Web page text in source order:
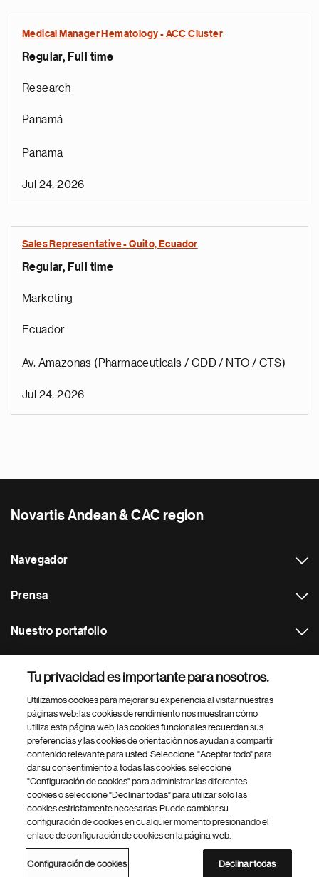
Medical Manager Hematology - ACC Cluster
Regular, Full time
Research
Panamá
Panama
Jul 24, 2026
Sales Representative - Quito, Ecuador
Regular, Full time
Marketing
Ecuador
Av. Amazonas (Pharmaceuticals / GDD / NTO / CTS)
Jul 24, 2026
Novartis Andean & CAC region
Navegador
Prensa
Nuestro portafolio
Footer Site Search
inferior
del
© 2026 Novartis AG
Política de privacidad Términos de uso
Accesibilidad
Configuración de cookies
Mapa del sitio
Tu privacidad es importante para nosotros.
Utilizamos cookies para mejorar su experiencia al visitar nuestras
páginas web: las cookies de rendimiento nos muestran cómo
utiliza esta página web, las cookies funcionales recuerdan sus
preferencias y las cookies de orientación nos ayudan a compartir
contenido relevante para usted. Seleccione: "Aceptar todo" para
dar su consentimiento a todas las cookies, seleccione
"Configuración de cookies" para administrar las diferentes
cookies o seleccione "Declinar todas" para utilizar solo las
cookies estrictamente necesarias. Puede cambiar su
configuración de cookies en cualquier momento presionando el
enlace de configuración de cookies en la página web.
Configuración de cookies Declinar todas